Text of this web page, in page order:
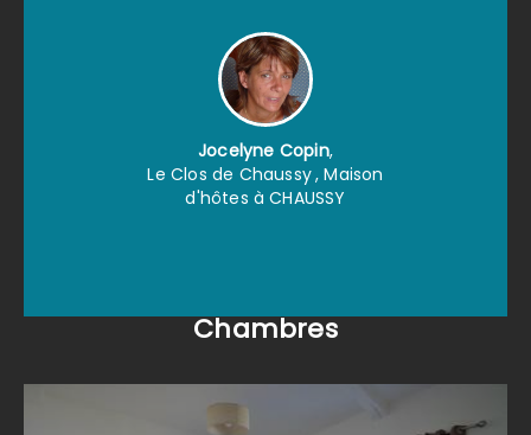
Jocelyne Copin,
Le Clos de Chaussy, Maison
d'hôtes à CHAUSSY
Chambres